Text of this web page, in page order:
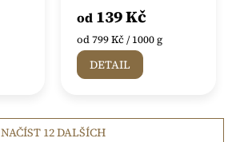
produktu
je
5,0
5
od 139 Kč
Měrná
cena:
od 799 Kč / 1000 g
DETAIL
NAČÍST 12 DALŠÍCH